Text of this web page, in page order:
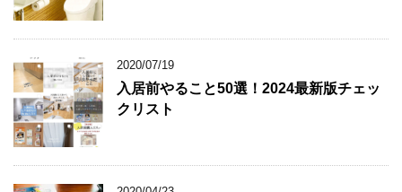
2020/07/19
入居前やること50選！2024最新版チェッ
クリスト